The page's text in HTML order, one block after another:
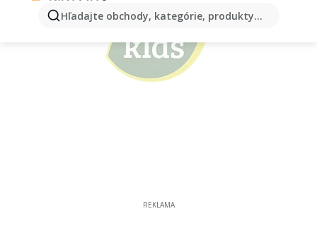
Hľadajte obchody, kategórie, produkty...
REKLAMA